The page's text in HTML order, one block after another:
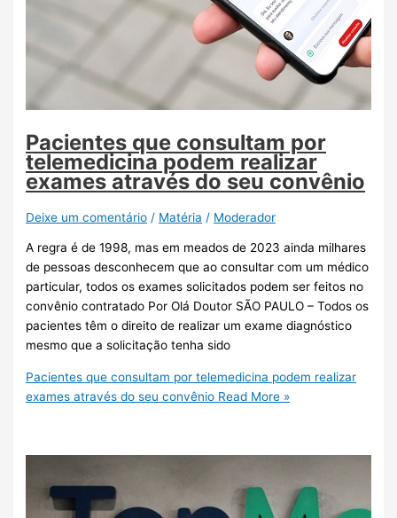
Pacientes que consultam por
telemedicina podem realizar
exames através do seu convênio
Deixe um comentário / Matéria / Moderador
A regra é de 1998, mas em meados de 2023 ainda milhares
de pessoas desconhecem que ao consultar com um médico
particular, todos os exames solicitados podem ser feitos no
convênio contratado Por Olá Doutor SÃO PAULO – Todos os
pacientes têm o direito de realizar um exame diagnóstico
mesmo que a solicitação tenha sido
Pacientes que consultam por telemedicina podem realizar
exames através do seu convênio Read More »